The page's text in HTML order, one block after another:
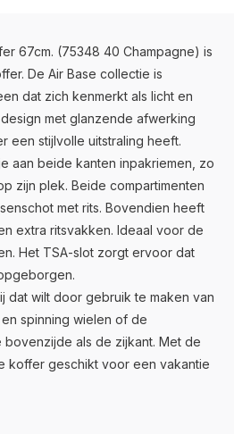
67cm. (75348 40 Champagne) is
De Air Base collectie is
dat zich kenmerkt als licht en
met glanzende afwerking
een stijlvolle uitstraling heeft.
aan beide kanten inpakriemen, zo
zijn plek. Beide compartimenten
met rits. Bovendien heeft
extra ritsvakken. Ideaal voor de
Het TSA-slot zorgt ervoor dat
dat wilt door gebruik te maken van
spinning wielen of de
als de zijkant. Met de
koffer geschikt voor een vakantie